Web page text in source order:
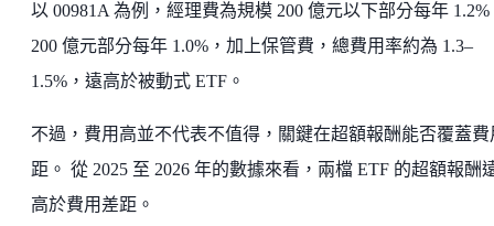
以 00981A 為例，經理費為規模 200 億元以下部分每年
200 億元部分每年 1.0%，加上保管費，總費用率約為 1.3–
1.5%，遠高於被動式 ETF。
不過，費用高並不代表不值得，關鍵在超額報酬能否覆蓋費
距。 從 2025 至 2026 年的數據來看，兩檔 ETF 的超額報酬
高於費用差距。